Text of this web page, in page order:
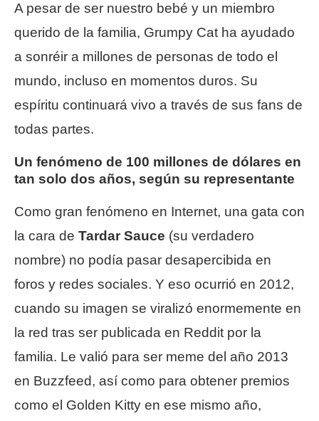
A pesar de ser nuestro bebé y un miembro
querido de la familia, Grumpy Cat ha ayudado
a sonréir a millones de personas de todo el
mundo, incluso en momentos duros. Su
espíritu continuará vivo a través de sus fans de
todas partes.
Un fenómeno de 100 millones de dólares en
tan solo dos años, según su representante
Como gran fenómeno en Internet, una gata con
la cara de Tardar Sauce (su verdadero
nombre) no podía pasar desapercibida en
foros y redes sociales. Y eso ocurrió en 2012,
cuando su imagen se viralizó enormemente en
la red tras ser publicada en Reddit por la
familia. Le valió para ser meme del año 2013
en Buzzfeed, así como para obtener premios
como el Golden Kitty en ese mismo año,